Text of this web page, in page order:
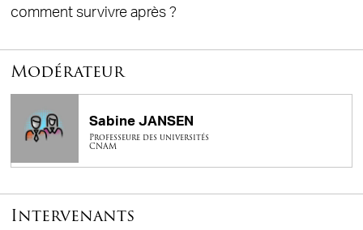
comment survivre après ?
Modérateur
Sabine JANSEN
Professeure des universités
CNAM
Intervenants